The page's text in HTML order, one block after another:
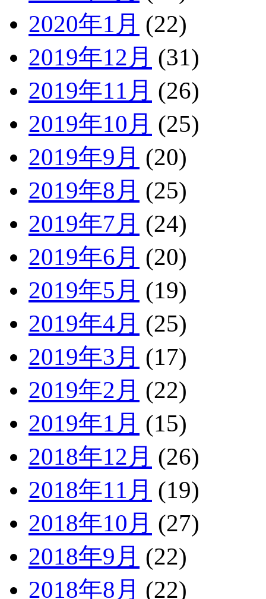
2020年1月 (22)
2019年12月 (31)
2019年11月 (26)
2019年10月 (25)
2019年9月 (20)
2019年8月 (25)
2019年7月 (24)
2019年6月 (20)
2019年5月 (19)
2019年4月 (25)
2019年3月 (17)
2019年2月 (22)
2019年1月 (15)
2018年12月 (26)
2018年11月 (19)
2018年10月 (27)
2018年9月 (22)
2018年8月 (22)